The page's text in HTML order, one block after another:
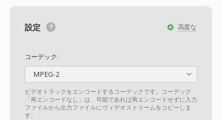
高度な
設定
コーデック:
MPEG-2
ビデオトラックをエンコードするコーデックです。コーデック
「再エンコードなし」は、可能であれば再エンコードせずに入力
ファイルから出力ファイルにヴィデオストリームをコピーしま
す。